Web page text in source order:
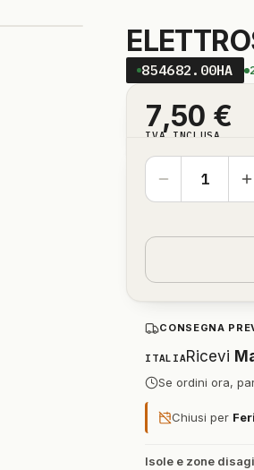
854682.00HA
7,50 €
IVA INCLUSA
CONSEGNA
ITALIARicevi
Se ordini ora,
Chiusi per
Isole e zone